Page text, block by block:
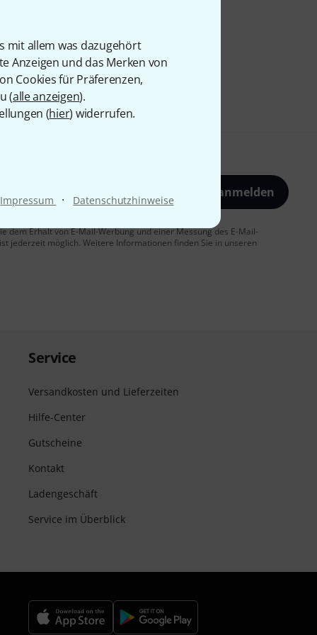
mit allem was dazugehört
Anzeigen und das Merken von
Cookies für Präferenzen,
(alle anzeigen).
(hier) widerrufen.
Impressum · Datenschutzhinweise Jetzt anmelden
dem Erhalt von E-Mail-Werbung und einer Messung des E-Mail-
jederzeit möglich. Weitere Informationen finden Sie in unseren
Service
Versandkosten und Lieferzeiten
Hilfe-Center
Gutscheine
Kontakt
Ladengeschäft
Service im Überblick